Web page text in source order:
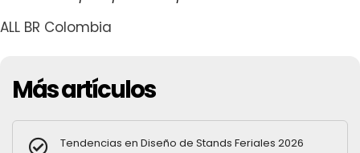
ALL BR Colombia
Más artículos
Tendencias en Diseño de Stands Feriales 2026